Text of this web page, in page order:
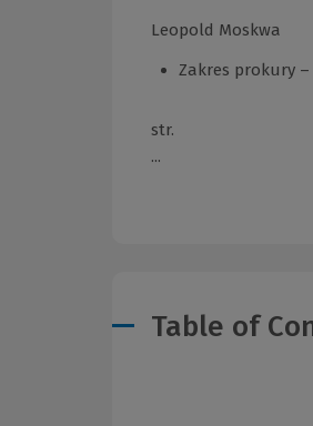
Leopold Moskwa
Zakres prokury –
str.
...
Table of